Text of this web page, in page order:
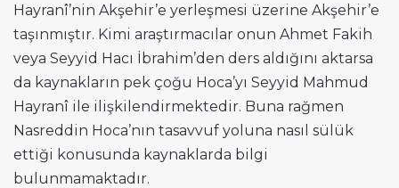
Hayranî’nin Akşehir’e yerleşmesi üzerine Akşehir’e
taşınmıştır. Kimi araştırmacılar onun Ahmet Fakih
veya Seyyid Hacı İbrahim’den ders aldığını aktarsa
da kaynakların pek çoğu Hoca’yı Seyyid Mahmud
Hayranî ile ilişkilendirmektedir. Buna rağmen
Nasreddin Hoca’nın tasavvuf yoluna nasıl sülük
ettiği konusunda kaynaklarda bilgi
bulunmamaktadır.